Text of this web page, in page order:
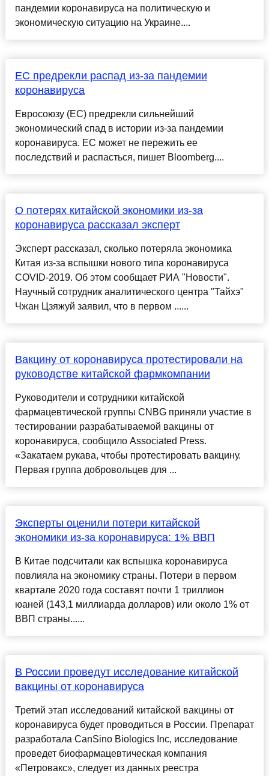
пандемии коронавируса на политическую и
экономическую ситуацию на Украине....
ЕС предрекли распад из-за пандемии
коронавируса
Евросоюзу (ЕС) предрекли сильнейший
экономический спад в истории из-за пандемии
коронавируса. ЕС может не пережить ее
последствий и распасться, пишет Bloomberg....
О потерях китайской экономики из-за
коронавируса рассказал эксперт
Эксперт рассказал, сколько потеряла экономика
Китая из-за вспышки нового типа коронавируса
COVID-2019. Об этом сообщает РИА "Новости".
Научный сотрудник аналитического центра "Тайхэ"
Чжан Цзяжуй заявил, что в первом ......
Вакцину от коронавируса протестировали на
руководстве китайской фармкомпании
Руководители и сотрудники китайской
фармацевтической группы CNBG приняли участие в
тестировании разрабатываемой вакцины от
коронавируса, сообщило Associated Press.
«Закатаем рукава, чтобы протестировать вакцину.
Первая группа добровольцев для ...
Эксперты оценили потери китайской
экономики из-за коронавируса: 1% ВВП
В Китае подсчитали как вспышка коронавируса
повлияла на экономику страны. Потери в первом
квартале 2020 года составят почти 1 триллион
юаней (143,1 миллиарда долларов) или около 1% от
ВВП страны......
В России проведут исследование китайской
вакцины от коронавируса
Третий этап исследований китайской вакцины от
коронавируса будет проводиться в России. Препарат
разработала CanSino Biologics Inc, исследование
проведет биофармацевтическая компания
«Петровакс», следует из данных реестра